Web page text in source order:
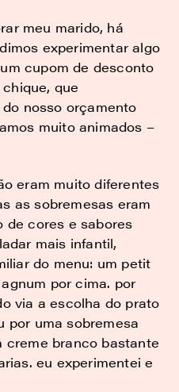
meu marido, há
experimentar algo
cupom de desconto
que
nosso orçamento
muito animados –
eram muito diferentes
as sobremesas eram
de cores e sabores
mais infantil,
do menu: um petit
por cima. por
via a escolha do prato
por uma sobremesa
creme branco bastante
eu experimentei e